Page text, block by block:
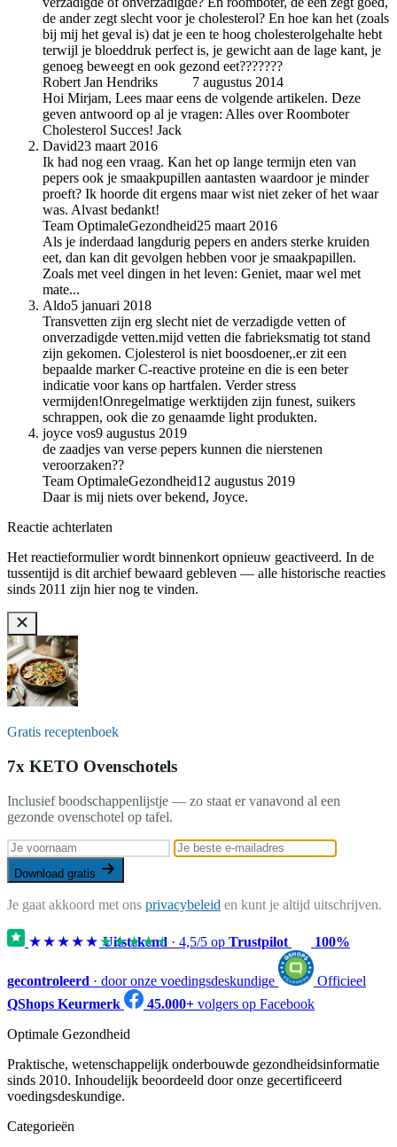
de ander zegt slecht voor je cholesterol? En hoe kan het (zoals
bij mij het geval is) dat je een te hoog cholesterolgehalte hebt
terwijl je bloeddruk perfect is, je gewicht aan de lage kant, je
genoeg beweegt en ook gezond eet???????
Robert Jan Hendriks
7 augustus 2014
Hoi Mirjam, Lees maar eens de volgende artikelen. Deze
geven antwoord op al je vragen: Alles over Roomboter
Cholesterol Succes! Jack
David23 maart 2016
Ik had nog een vraag. Kan het op lange termijn eten van
pepers ook je smaakpupillen aantasten waardoor je minder
proeft? Ik hoorde dit ergens maar wist niet zeker of het waar
was. Alvast bedankt!
Team OptimaleGezondheid25 maart 2016
Als je inderdaad langdurig pepers en anders sterke kruiden
eet, dan kan dit gevolgen hebben voor je smaakpapillen.
Zoals met veel dingen in het leven: Geniet, maar wel met
mate...
Aldo5 januari 2018
Transvetten zijn erg slecht niet de verzadigde vetten of
onverzadigde vetten.mijd vetten die fabrieksmatig tot stand
zijn gekomen. Cjolesterol is niet boosdoener,.er zit een
bepaalde marker C-reactive proteine en die is een beter
indicatie voor kans op hartfalen. Verder stress
vermijden!Onregelmatige werktijden zijn funest, suikers
schrappen, ook die zo genaamde light produkten.
joyce vos9 augustus 2019
de zaadjes van verse pepers kunnen die nierstenen
veroorzaken??
Team OptimaleGezondheid12 augustus 2019
Daar is mij niets over bekend, Joyce.
Reactie achterlaten
Het reactieformulier wordt binnenkort opnieuw geactiveerd. In de
tussentijd is dit archief bewaard gebleven — alle historische reacties
sinds 2011 zijn hier nog te vinden.
Gratis receptenboek
7x KETO Ovenschotels
Inclusief boodschappenlijstje — zo staat er vanavond al een
gezonde ovenschotel op tafel.
Download gratis
Je gaat akkoord met ons privacybeleid en kunt je altijd uitschrijven.
★★★★★★★★★★
Uitstekend · 4,5/5 op Trustpilot 100%
gecontroleerd · door onze voedingsdeskundige
Officieel
QShops Keurmerk
45.000+ volgers op Facebook
Optimale Gezondheid
Praktische, wetenschappelijk onderbouwde gezondheidsinformatie
sinds 2010. Inhoudelijk beoordeeld door onze gecertificeerd
voedingsdeskundige.
Categorieën